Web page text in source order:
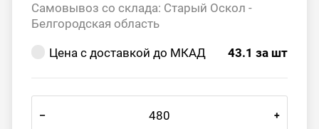
Самовывоз со склада: Старый Оскол -
Белгородская область
Цена с доставкой до МКАД 43.1 за шт
– +